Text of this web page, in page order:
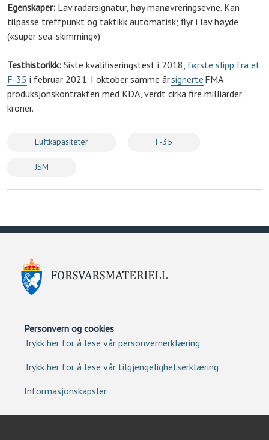
Egenskaper: Lav radarsignatur, høy manøvreringsevne. Kan
tilpasse treffpunkt og taktikk automatisk; flyr i lav høyde
(«super sea-skimming»)
Testhistorikk: Siste kvalifiseringstest i 2018, første slipp fra et
F-35 i februar 2021. I oktober samme årsignerte FMA
produksjonskontrakten med KDA, verdt cirka fire milliarder
kroner.
Luftkapasiteter F-35
JSM
Personvern og cookies
Trykk her for å lese vår personvernerklæring
Trykk her for å lese vår tilgjengelighetserklæring
Informasjonskapsler